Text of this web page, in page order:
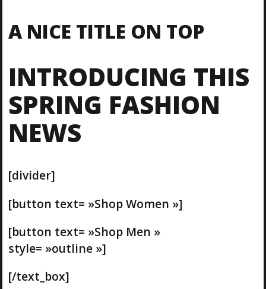
A NICE TITLE ON TOP
INTRODUCING THIS
SPRING FASHION
NEWS
[divider]
[button text= »Shop Women »]
[button text= »Shop Men »
style= »outline »]
[/text_box]